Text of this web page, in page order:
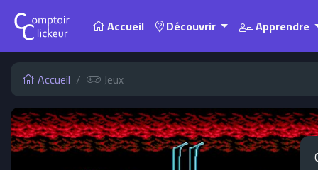
Accueil Découvrir Apprendre
Accueil Jeux